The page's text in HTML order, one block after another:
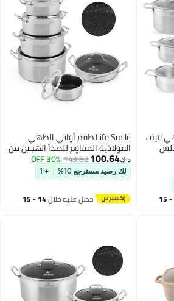
Life Smile طقم أواني الطهي
المقاوم للصدأ الهجين من
لايف سمايل – 12 قطعة | نمط
غير لاصق | متوافق مع
| داخلية من الفولاذ المقاوم
للصدأ 304 | أواني ومقلاة بأحجام
100.64
143.82
30% OFF
لك رصيد مسترجع 10% + 1
احصل عليه خلال 14 - 15